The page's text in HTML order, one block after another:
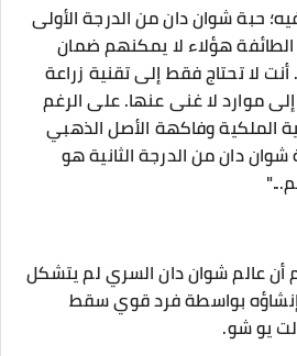
حبة شوان دان من الدرجة الأولى
الطائفة هؤلاء لا يمكنهم ضمان
لا تحتاج فقط إلى تقنية زراعة
إلى موارد لا غنى عنها. على الرغم
الملكية وفاكهة الأصل الذهبي
شوان دان من الدرجة الثانية هو
أن عالم شوان دان السري لم يتشكل
بواسطة فرد قوي سقط
يو شو.